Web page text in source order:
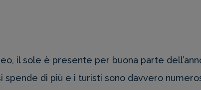
il sole è presente per buona parte
di più e i turisti sono davvero